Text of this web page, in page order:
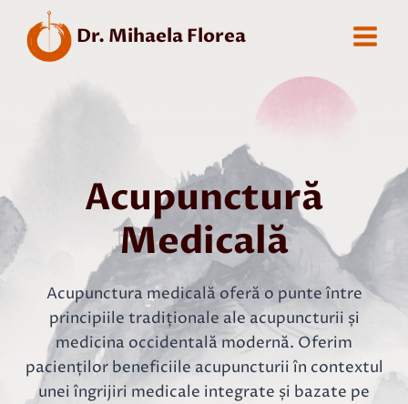
content
Dr. Mihaela Florea
Acupunctură
Medicală
Acupunctura medicală oferă o punte între
principiile tradiționale ale acupuncturii și
medicina occidentală modernă. Oferim
pacienților beneficiile acupuncturii în contextul
unei îngrijiri medicale integrate și bazate pe